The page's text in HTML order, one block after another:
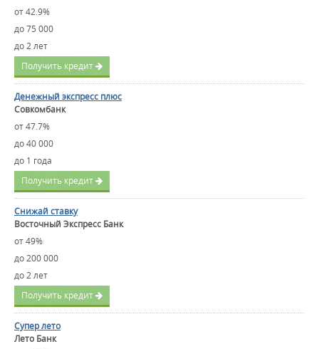
от 42.9%
до 75 000
до 2 лет
Получить кредит
Денежный экспресс плюс
Совкомбанк
от 47.7%
до 40 000
до 1 года
Получить кредит
Снижай ставку
Восточный Экспресс Банк
от 49%
до 200 000
до 2 лет
Получить кредит
Супер лето
Лето Банк